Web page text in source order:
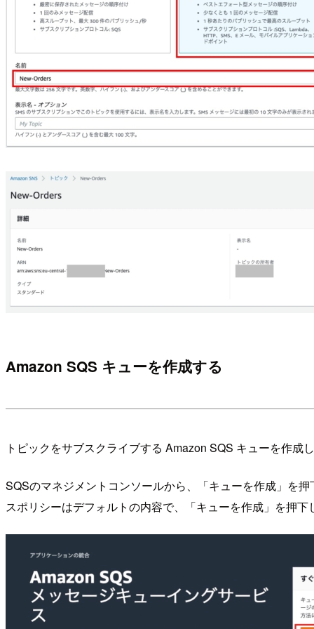
Amazon SQS キューを作成する
トピックをサブスクライブする Amazon SQS キューを作成
SQSのマネジメントコンソールから、「キューを作成」を
スポリシーはデフォルトの内容で、「キューを作成」を押下